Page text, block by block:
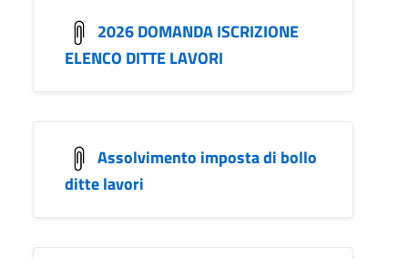
2026 DOMANDA ISCRIZIONE
ELENCO DITTE LAVORI
Assolvimento imposta di bollo
ditte lavori